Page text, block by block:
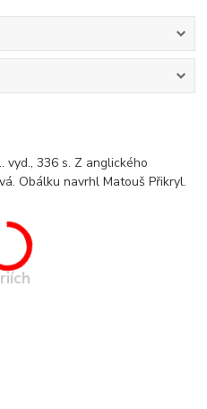
vyd., 336 s. Z anglického
Obálku navrhl Matouš Přikryl.